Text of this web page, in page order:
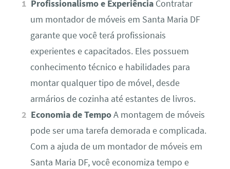
Profissionalismo e Experiência Contratar
um montador de móveis em Santa Maria DF
garante que você terá profissionais
experientes e capacitados. Eles possuem
conhecimento técnico e habilidades para
montar qualquer tipo de móvel, desde
armários de cozinha até estantes de livros.
Economia de TempoA montagem de móveis
pode ser uma tarefa demorada e complicada.
Com a ajuda de um montador de móveis em
Santa Maria DF, você economiza tempo e